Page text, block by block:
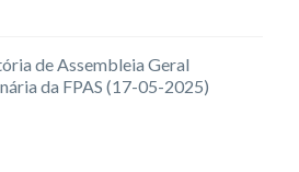
de Assembleia Geral
da FPAS (17-05-2025)